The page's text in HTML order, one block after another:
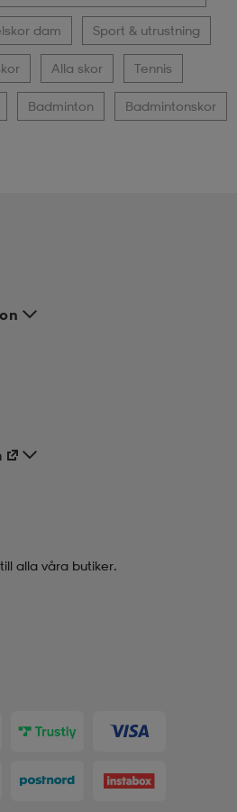
dam Sport & utrustning
Alla skor Tennis
Badminton Badmintonskor
alla våra butiker.